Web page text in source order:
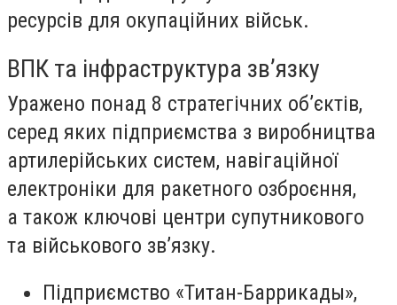
ресурсів для окупаційних військ.
ВПК та інфраструктура звʼязку
Уражено понад 8 стратегічних обʼєктів,
серед яких підприємства з виробництва
артилерійських систем, навігаційної
електроніки для ракетного озброєння,
а також ключові центри супутникового
та військового звʼязку.
Підприємство «Титан-Баррикады»,